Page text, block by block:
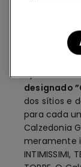
utilizados
a)
designado
dos sítios e
para cada
Calzedonia
meramente
INTIMISSIMI,